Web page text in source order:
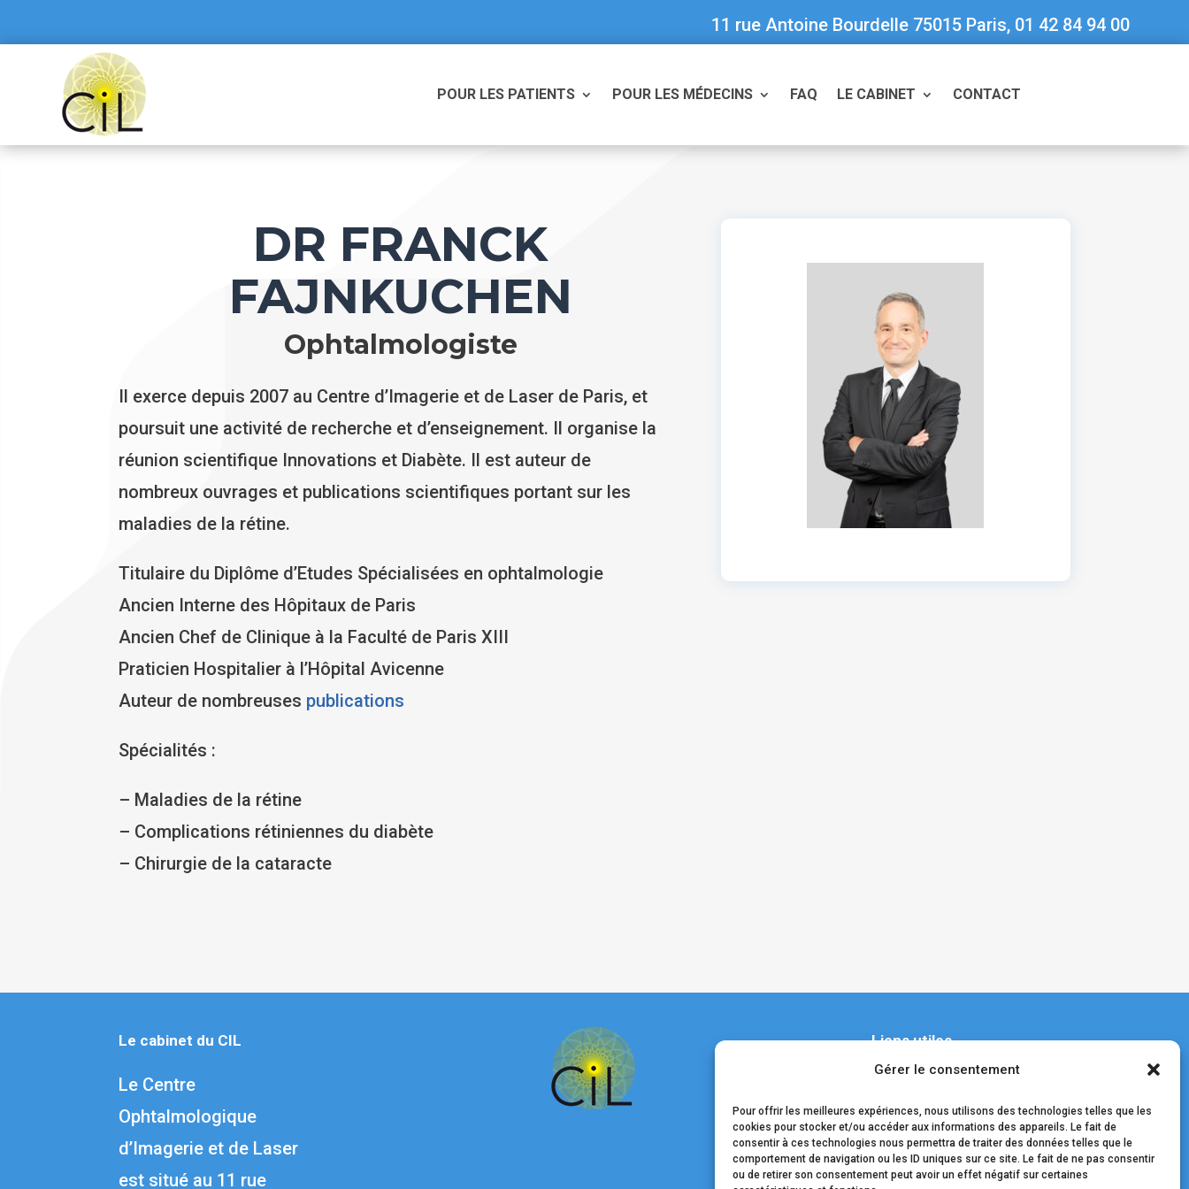
Gérer le consentement
Pour offrir les meilleures expériences, nous utilisons des technologies telles que les
cookies pour stocker et/ou accéder aux informations des appareils. Le fait de
consentir à ces technologies nous permettra de traiter des données telles que le
comportement de navigation ou les ID uniques sur ce site. Le fait de ne pas consentir
ou de retirer son consentement peut avoir un effet négatif sur certaines
11 rue Antoine Bourdelle 75015 Paris, 01 42 84 94 00
POUR LES PATIENTS POUR LES MÉDECINS FAQ LE CABINET CONTACT
DR FRANCK
FAJNKUCHEN
Ophtalmologiste
Il exerce depuis 2007 au Centre d’Imagerie et de Laser de Paris, et
poursuit une activité de recherche et d’enseignement. Il organise la
réunion scientifique Innovations et Diabète. Il est auteur de
nombreux ouvrages et publications scientifiques portant sur les
maladies de la rétine.
Titulaire du Diplôme d’Etudes Spécialisées en ophtalmologie
Ancien Interne des Hôpitaux de Paris
Ancien Chef de Clinique à la Faculté de Paris XIII
Praticien Hospitalier à l’Hôpital Avicenne
Auteur de nombreuses publications
Spécialités :
– Maladies de la rétine
– Complications rétiniennes du diabète
– Chirurgie de la cataracte
Le cabinet du CIL
Le Centre
Ophtalmologique
d’Imagerie et de Laser
est situé au 11 rue
Liens utiles
Nos médecins
Mentions légales
Données personnelles